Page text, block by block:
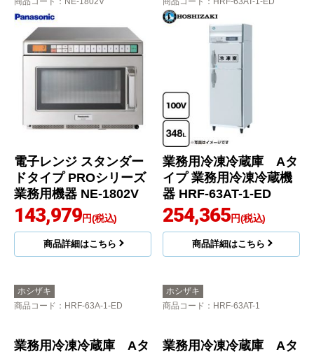
電子レンジ スタンダー
ドタイプ PROシリーズ
業務用機器 NE-1802V
143,979円(税込)
商品詳細はこちら
業務用冷凍冷蔵庫 Aタ
イプ 業務用冷凍冷蔵機
器 HRF-63AT-1-ED
254,365円(税込)
商品詳細はこちら
ホシザキ
商品コード ：HRF-63A-1-ED
業務用冷凍冷蔵庫 Aタ
ホシザキ
商品コード ：HRF-63AT-1
業務用冷凍冷蔵庫 Aタ